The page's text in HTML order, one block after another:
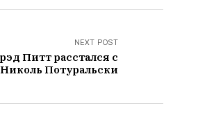
NEXT POST
Питт расстался с
Потуральски